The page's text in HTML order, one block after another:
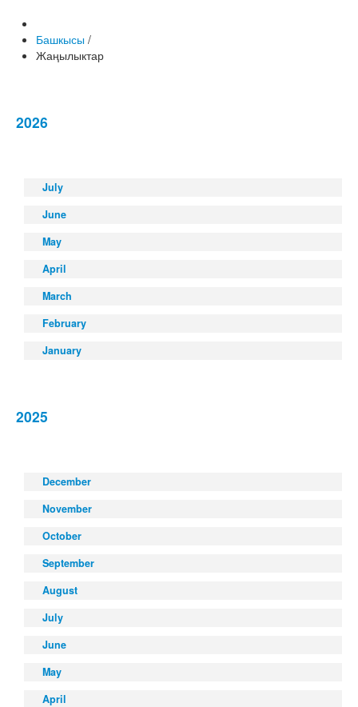
Башкысы /
Жаңылыктар
2026
July
June
May
April
March
February
January
2025
December
November
October
September
August
July
June
May
April